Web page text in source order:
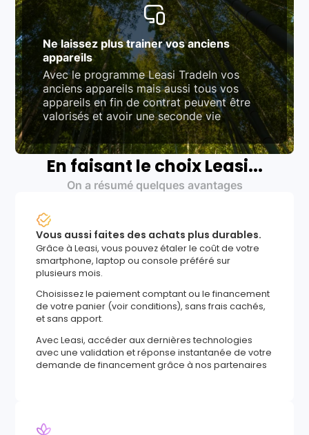
Ne laissez plus trainer vos anciens
appareils
Avec le programme Leasi TradeIn vos
anciens appareils mais aussi tous vos
appareils en fin de contrat peuvent être
valorisés et avoir une seconde vie
En faisant le choix Leasi...
On a résumé quelques avantages
Vous aussi faites des achats plus durables.
Grâce à Leasi, vous pouvez étaler le coût de votre
smartphone, laptop ou console préféré sur
plusieurs mois.
Choisissez le paiement comptant ou le financement
de votre panier (voir conditions), sans frais cachés,
et sans apport.
Avec Leasi, accéder aux dernières technologies
avec une validation et réponse instantanée de votre
demande de financement grâce à nos partenaires